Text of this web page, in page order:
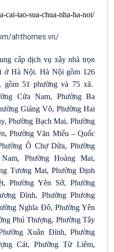
cai-tao-sua-chua-nha-ha-noi/
ahthomes.vn/
cấp dịch vụ xây nhà trọn
ở Hà Nội. Hà Nội gồm 126
gồm 51 phường và 75 xã.
Cửa Nam, Phường Ba
Giảng Võ, Phường Hai
Phường Bạch Mai, Phường
Phường Văn Miếu – Quốc
Ô Chợ Dừa, Phường
Phường Hoàng Mai,
Tương Mai, Phường Định
Phường Yên Sở, Phường
Đình, Phường Phương
Nghĩa Đô, Phường Yên
Phú Thượng, Phường Tây
Xuân Đỉnh, Phường
Cát, Phường Từ Liêm,